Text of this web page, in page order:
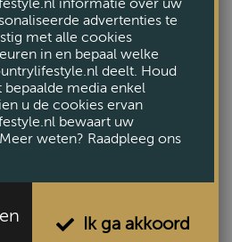
informatie over uw
advertenties te
met alle cookies
in en bepaal welke
deelt. Houd
media enkel
u de cookies ervan
bewaart uw
weten? Raadpleeg ons
Ik ga akkoord